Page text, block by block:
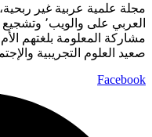
مجلة علمية عربية غير
العربي
صعيد العلوم التجريبية
Facebook